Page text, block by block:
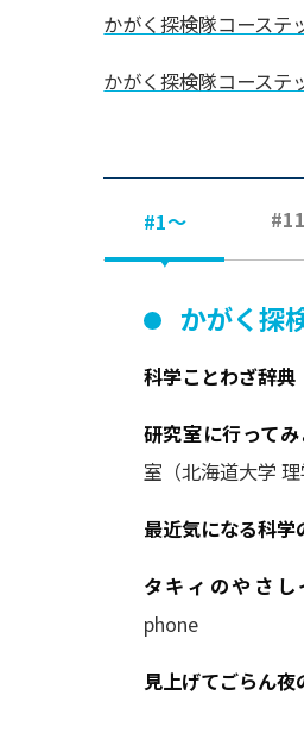
かがく探検隊コーステ
かがく探検隊コーステ
#1～
かがく探
科学ことわざ辞典
研究室に行ってみ
室（北海道大学 理
最近気になる科学
タキィのやさ
phone
見上げてごらん夜